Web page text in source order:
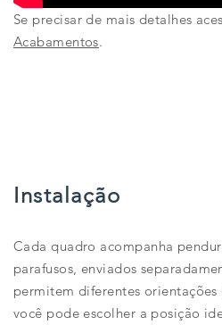
Se precisar de mais detalhes
Acabamentos.
Instalação
Cada quadro acompanha
parafusos, enviados
permitem diferentes
você pode escolher a posição